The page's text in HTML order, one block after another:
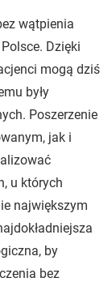
wątpienia
Dzięki
mogą dziś
były
Poszerzenie
jak i
u których
największym
by
bez